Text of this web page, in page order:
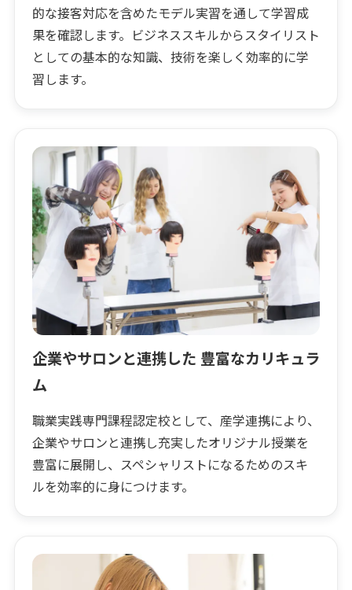
的な接客対応を含めたモデル実習を通して学習成
果を確認します。ビジネススキルからスタイリスト
としての基本的な知識、技術を楽しく効率的に学
習します。
企業やサロンと連携した 豊富なカリキュラ
ム
職業実践専門課程認定校として、産学連携により、
企業やサロンと連携し充実したオリジナル授業を
豊富に展開し、スペシャリストになるためのスキ
ルを効率的に身につけます。